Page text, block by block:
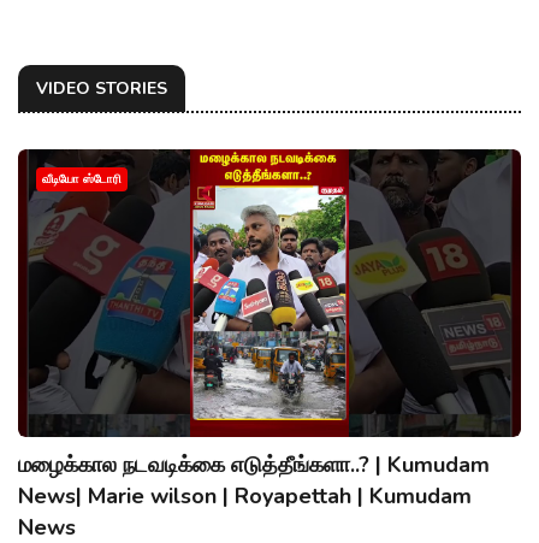
VIDEO STORIES
வீடியோ ஸ்டோரி
மழைக்கால நடவடிக்கை எடுத்தீங்களா..? | Kumudam
News| Marie wilson | Royapettah | Kumudam
News